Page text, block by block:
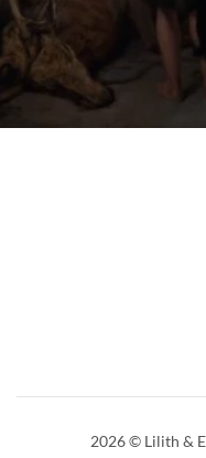
2026© Lilith &